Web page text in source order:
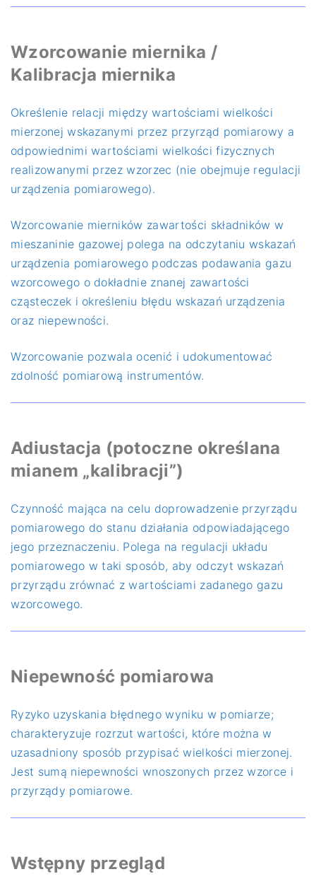
Wzorcowanie miernika /
Kalibracja miernika
Określenie relacji między wartościami wielkości
mierzonej wskazanymi przez przyrząd pomiarowy a
odpowiednimi wartościami wielkości fizycznych
realizowanymi przez wzorzec (nie obejmuje regulacji
urządzenia pomiarowego).
Wzorcowanie mierników zawartości składników w
mieszaninie gazowej polega na odczytaniu wskazań
urządzenia pomiarowego podczas podawania gazu
wzorcowego o dokładnie znanej zawartości
cząsteczek i określeniu błędu wskazań urządzenia
oraz niepewności.
Wzorcowanie pozwala ocenić i udokumentować
zdolność pomiarową instrumentów.
Adiustacja (potoczne określana
mianem „kalibracji”)
Czynność mająca na celu doprowadzenie przyrządu
pomiarowego do stanu działania odpowiadającego
jego przeznaczeniu. Polega na regulacji układu
pomiarowego w taki sposób, aby odczyt wskazań
przyrządu zrównać z wartościami zadanego gazu
wzorcowego.
Niepewność pomiarowa
Ryzyko uzyskania błędnego wyniku w pomiarze;
charakteryzuje rozrzut wartości, które można w
uzasadniony sposób przypisać wielkości mierzonej.
Jest sumą niepewności wnoszonych przez wzorce i
przyrządy pomiarowe.
Wstępny przegląd